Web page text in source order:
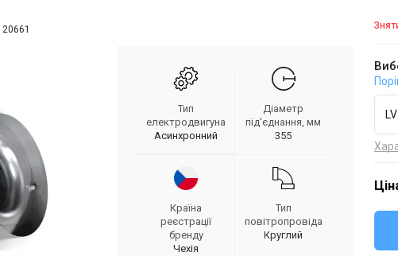
20661
Тип
електродвигуна
Асинхронний
Діаметр
під'єднання, мм
355
Країна
реєстрації
бренду
Чехія
Тип
повітропровіда
Круглий